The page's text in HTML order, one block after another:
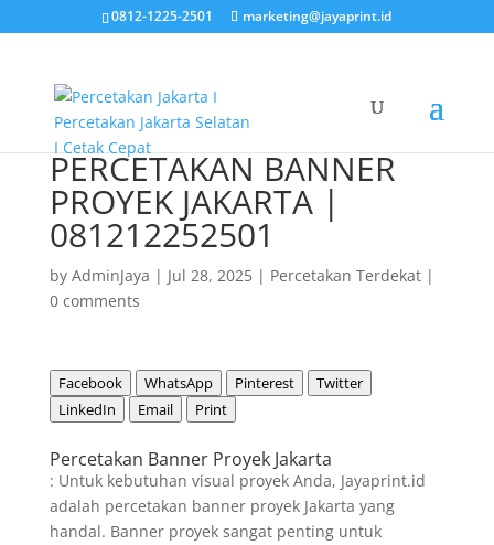
0812-1225-2501 marketing@jayaprint.id
PERCETAKAN BANNER
PROYEK JAKARTA |
081212252501
by AdminJaya | Jul 28, 2025| Percetakan Terdekat|
0 comments
Facebook WhatsApp Pinterest
Twitter
LinkedIn
Email Print
Percetakan Banner Proyek Jakarta
: Untuk kebutuhan visual proyek Anda, Jayaprint.id
adalah percetakan banner proyek Jakarta yang
handal. Banner proyek sangat penting untuk